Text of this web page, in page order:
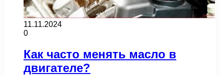
11.11.2024
0
Как часто менять масло в
двигателе?